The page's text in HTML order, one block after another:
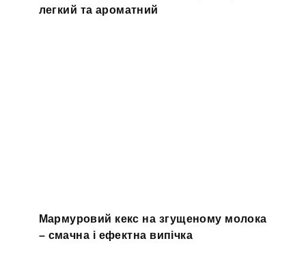
легкий та ароматний
Мармуровий кекс на згущеному молока
– смачна і ефектна випічка